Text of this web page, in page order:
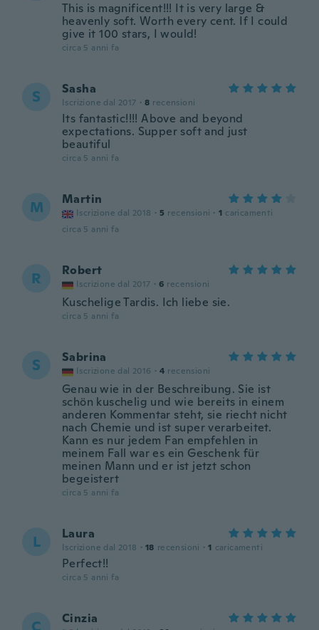
This is magnificent!!! It is very large &
heavenly soft. Worth every cent. If I could
give it 100 stars, I would!
circa 5 anni fa
S Sasha
Iscrizione dal 2017 · 8 recensioni
Its fantastic!!!! Above and beyond
expectations. Supper soft and just
beautiful
circa 5 anni fa
M Martin
Iscrizione dal 2018 · 5 recensioni · 1 caricamenti
circa 5 anni fa
R Robert
Iscrizione dal 2017 · 6 recensioni
Kuschelige Tardis. Ich liebe sie.
circa 5 anni fa
S Sabrina
Iscrizione dal 2016 · 4 recensioni
Genau wie in der Beschreibung. Sie ist
schön kuschelig und wie bereits in einem
anderen Kommentar steht, sie riecht nicht
nach Chemie und ist super verarbeitet.
Kann es nur jedem Fan empfehlen in
meinem Fall war es ein Geschenk für
meinen Mann und er ist jetzt schon
begeistert
circa 5 anni fa
L Laura
Iscrizione dal 2018 · 18 recensioni · 1 caricamenti
Perfect!!
circa 5 anni fa
Cinzia